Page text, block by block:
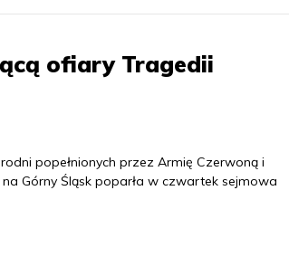
ofiary Tragedii
popełnionych przez Armię Czerwoną i
Górny Śląsk poparła w czwartek sejmowa